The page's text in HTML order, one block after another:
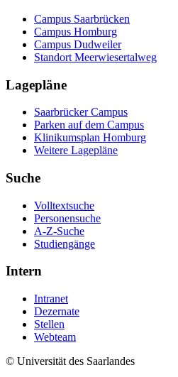
Campus Saarbrücken
Campus Homburg
Campus Dudweiler
Standort Meerwiesertalweg
Lagepläne
Saarbrücker Campus
Parken auf dem Campus
Klinikumsplan Homburg
Weitere Lagepläne
Suche
Volltextsuche
Personensuche
A-Z-Suche
Studiengänge
Intern
Intranet
Dezernate
Stellen
Webteam
© Universität des Saarlandes